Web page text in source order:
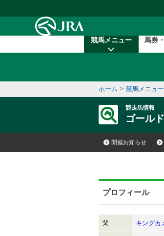
競馬メニュー 馬券
ホーム > 競馬メニュー
競走馬情報
ゴール
開催お知らせ
プロフィール
父 キングカ